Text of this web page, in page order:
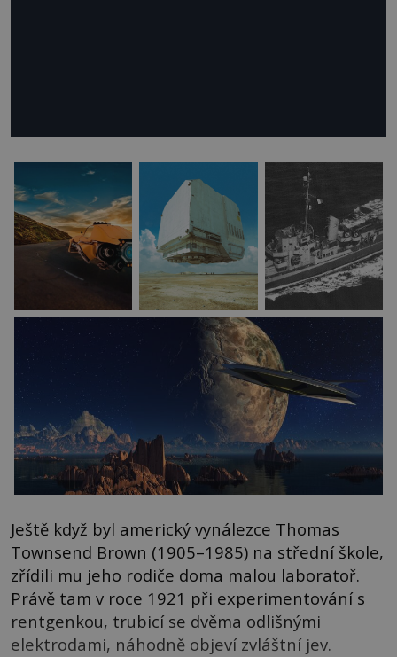
Ještě když byl americký vynálezce Thomas
Townsend Brown (1905–1985) na střední škole,
zřídili mu jeho rodiče doma malou laboratoř.
Právě tam v roce 1921 při experimentování s
rentgenkou, trubicí se dvěma odlišnými
elektrodami, náhodně objeví zvláštní jev.